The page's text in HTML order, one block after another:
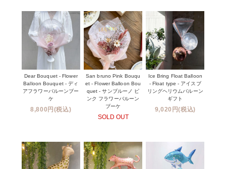
Dear Bouquet - Flower
Balloon Bouquet - ディ
アフラワーバルーンブー
ケ
8,800円(税込)
San bruno Pink Bouqu
et - Flower Balloon Bou
quet - サンブルーノ ピ
ンク フラワーバルーン
ブーケ
SOLD OUT
Ice Bring Float Balloon
- Float type - アイスブ
リングヘリウムバルーン
ギフト
9,020円(税込)